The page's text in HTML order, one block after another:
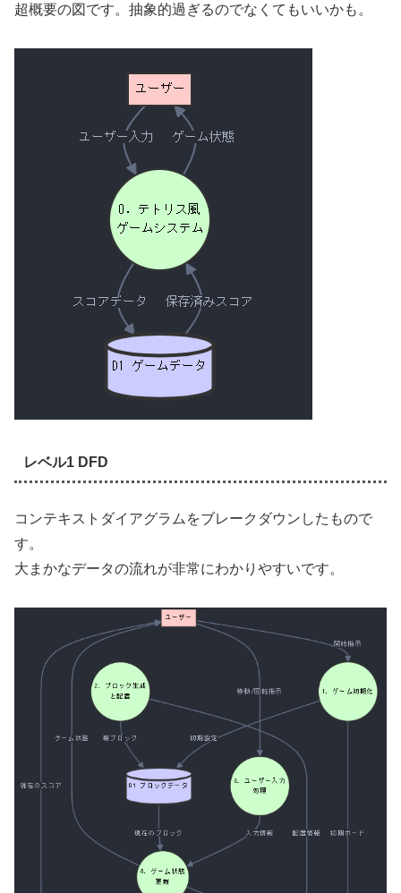
超概要の図です。抽象的過ぎるのでなくてもいいかも。
レベル1 DFD
コンテキストダイアグラムをブレークダウンしたもので
す。
大まかなデータの流れが非常にわかりやすいです。